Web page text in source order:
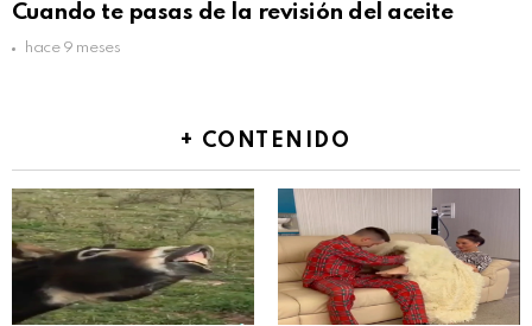
Cuando te pasas de la revisión del aceite
hace 9 meses
+ CONTENIDO